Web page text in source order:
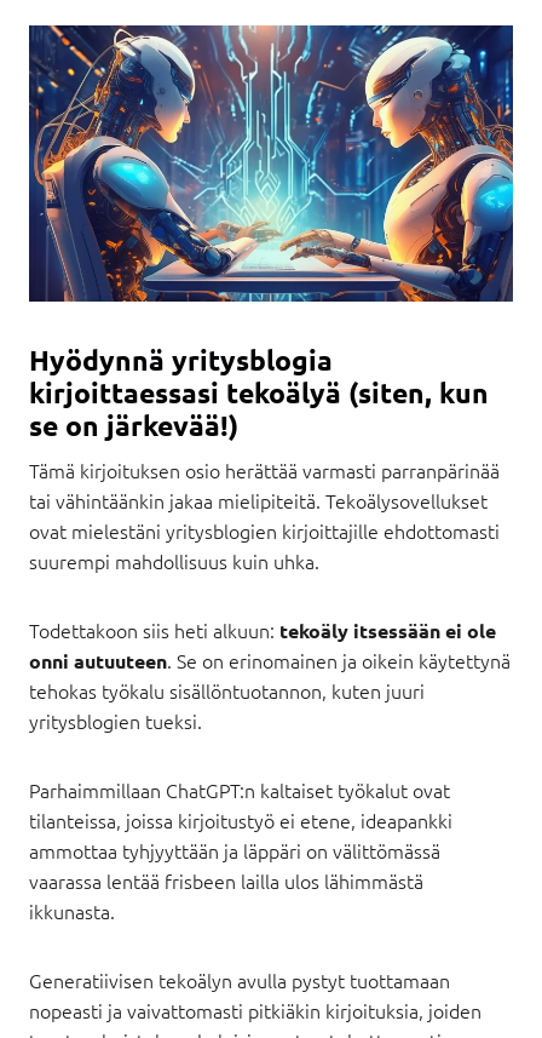
Hyödynnä yritysblogia
kirjoittaessasi tekoälyä (siten, kun
se on järkevää!)
Tämä kirjoituksen osio herättää varmasti parranpärinää
tai vähintäänkin jakaa mielipiteitä. Tekoälysovellukset
ovat mielestäni yritysblogien kirjoittajille ehdottomasti
suurempi mahdollisuus kuin uhka.
Todettakoon siis heti alkuun: tekoäly itsessään ei ole
onni autuuteen. Se on erinomainen ja oikein käytettynä
tehokas työkalu sisällöntuotannon, kuten juuri
yritysblogien tueksi.
Parhaimmillaan ChatGPT:n kaltaiset työkalut ovat
tilanteissa, joissa kirjoitustyö ei etene, ideapankki
ammottaa tyhjyyttään ja läppäri on välittömässä
vaarassa lentää frisbeen lailla ulos lähimmästä
ikkunasta.
Generatiivisen tekoälyn avulla pystyt tuottamaan
nopeasti ja vaivattomasti pitkiäkin kirjoituksia, joiden